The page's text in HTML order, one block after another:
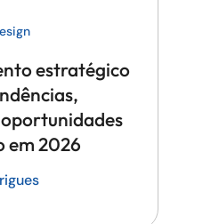
estratégico
em 2026